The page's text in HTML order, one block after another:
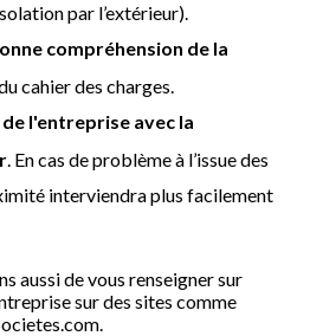
par l’extérieur).
compréhension de la
cahier des charges.
l'entreprise avec la
. En cas de problème à l’issue des
interviendra plus facilement
aussi de vous renseigner sur
sur des sites comme